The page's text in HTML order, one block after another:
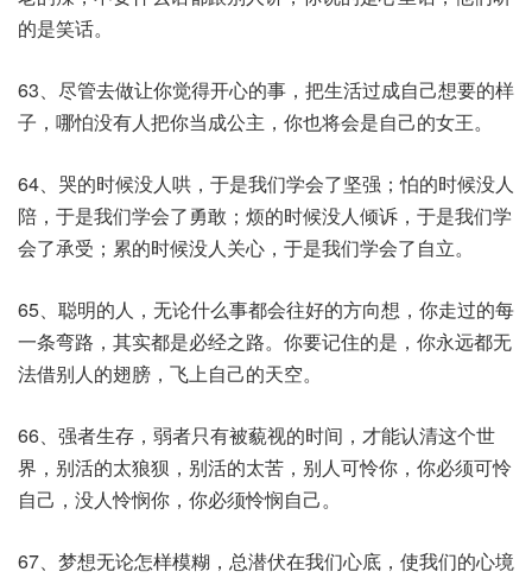
的是笑话。
63、尽管去做让你觉得开心的事，把生活过成自己想要的样
子，哪怕没有人把你当成公主，你也将会是自己的女王。
64、哭的时候没人哄，于是我们学会了坚强；怕的时候没人
陪，于是我们学会了勇敢；烦的时候没人倾诉，于是我们学
会了承受；累的时候没人关心，于是我们学会了自立。
65、聪明的人，无论什么事都会往好的方向想，你走过的每
一条弯路，其实都是必经之路。你要记住的是，你永远都无
法借别人的翅膀，飞上自己的天空。
66、强者生存，弱者只有被藐视的时间，才能认清这个世
界，别活的太狼狈，别活的太苦，别人可怜你，你必须可怜
自己，没人怜悯你，你必须怜悯自己。
67、梦想无论怎样模糊，总潜伏在我们心底，使我们的心境